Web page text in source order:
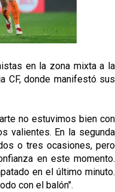
Fran González
las ofertas más
Rodri agita el
Bournemouth
16 tras la
en la zona mixta a la
CF, donde manifestó sus
no estuvimos bien con
valientes. En la segunda
o tres ocasiones, pero
en este momento.
en el último minuto.
con el balón".